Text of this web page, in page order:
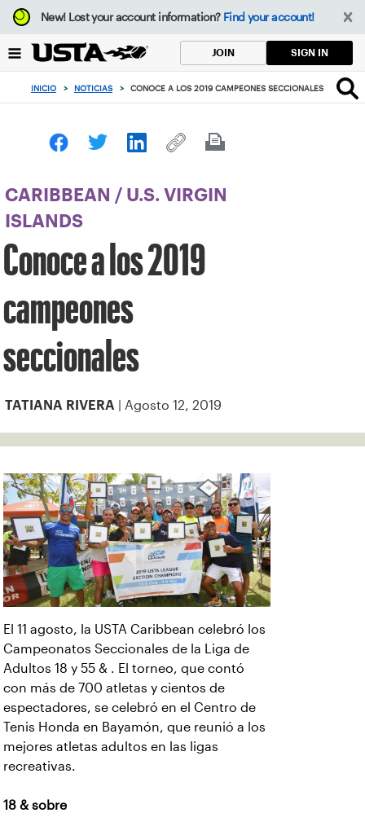
Enfoque
desde
botón
volver
principio
New!Lost your account information? Find your account!
JOIN SIGN IN
INICIO > NOTICIAS > CONOCE A LOS 2019 CAMPEONES SECCIONALES
CARIBBEAN / U.S. VIRGIN
ISLANDS
Conoce a los 2019
campeones
seccionales
TATIANA RIVERA | Agosto 12, 2019
El 11 agosto, la USTA Caribbean celebró los
Campeonatos Seccionales de la Liga de
Adultos 18 y 55 & . El torneo, que contó
con más de 700 atletas y cientos de
espectadores, se celebró en el Centro de
Tenis Honda en Bayamón, que reunió a los
mejores atletas adultos en las ligas
recreativas.
18 & sobre